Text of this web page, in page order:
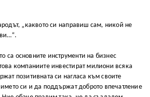
„каквото си направиш сам, никой не
са основните инструменти на бизнес
компаниите инвестират милиони всяка
позитивната си нагласа към своите
си и да поддържат доброто впечатление